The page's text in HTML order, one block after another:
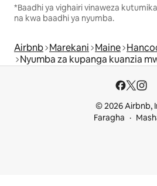
*Baadhi ya vighairi vinaweza
na kwa baadhi ya nyumba.
Airbnb Marekani Maine
Nyumba za kupanga kuanzia
© 2026 Airbnb,
Faragha